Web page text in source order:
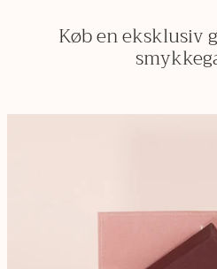
Køb en eksklusiv